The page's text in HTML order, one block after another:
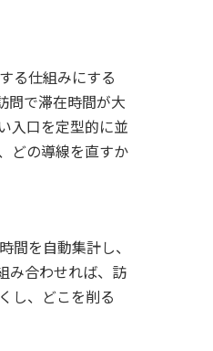
る仕組みにする
問で滞在時間が大
入口を定型的に並
どの導線を直すか
間を自動集計し、
み合わせれば、訪
し、どこを削る